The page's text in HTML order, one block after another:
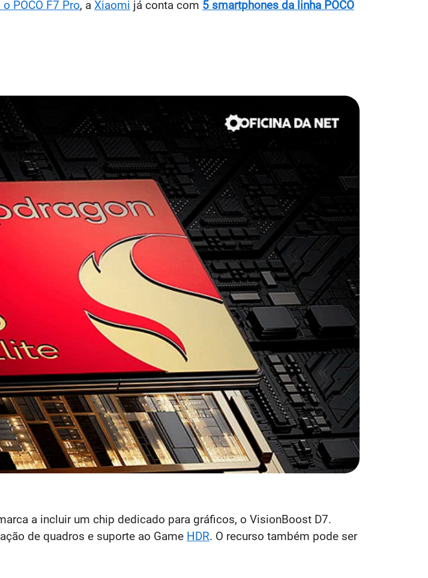
POCO F7 Pro, a Xiaomi já conta com 5 smartphones da linha POCO
a incluir um chip dedicado para gráficos, o VisionBoost D7.
de quadros e suporte ao Game HDR. O recurso também pode ser